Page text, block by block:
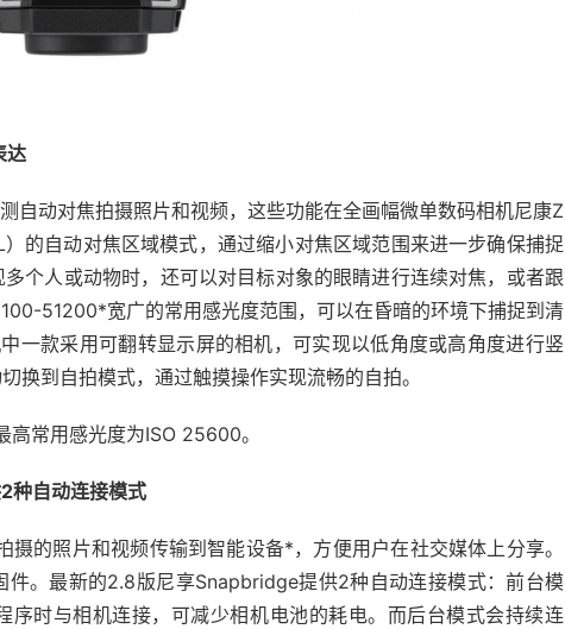
达
自动对焦拍摄照片和视频，这些功能在全画幅微单数码相机尼康Z
的自动对焦区域模式，通过缩小对焦区域范围来进一步确保捕捉
个人或动物时，还可以对目标对象的眼睛进行连续对焦，或者跟
51200*宽广的常用感光度范围，可以在昏暗的环境下捕捉到清
一款采用可翻转显示屏的相机，可实现以低角度或高角度进行竖
换到自拍模式，通过触摸操作实现流畅的自拍。
常用感光度为ISO 25600。
种自动连接模式
的照片和视频传输到智能设备*，方便用户在社交媒体上分享。
件。最新的2.8版尼享Snapbridge提供2种自动连接模式：前台模
序时与相机连接，可减少相机电池的耗电。而后台模式会持续连